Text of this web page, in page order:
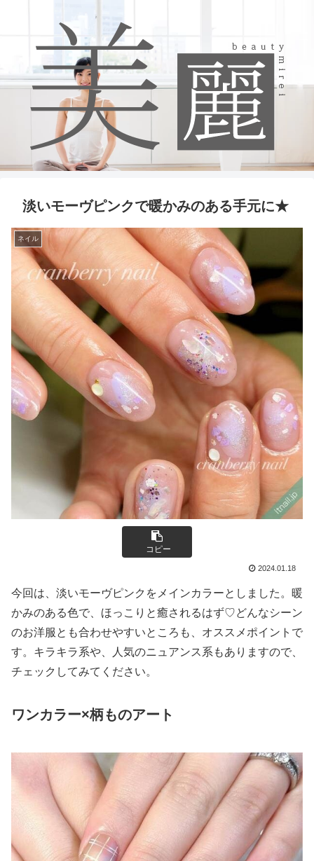
淡いモーヴピンクで暖かみのある手元に★
ネイル
コピー
2024.01.18
今回は、淡いモーヴピンクをメインカラーとしました。暖
かみのある色で、ほっこりと癒されるはず♡どんなシーン
のお洋服とも合わせやすいところも、オススメポイントで
す。キラキラ系や、人気のニュアンス系もありますので、
チェックしてみてください。
ワンカラー×柄ものアート